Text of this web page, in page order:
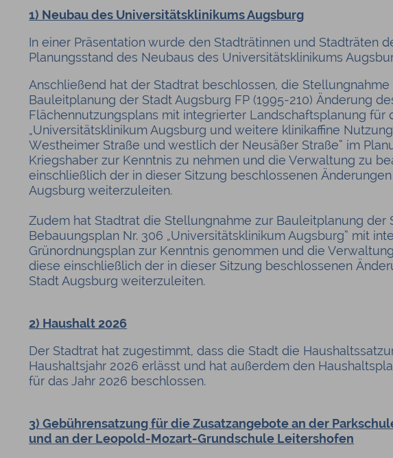
1) Neubau des Universitätsklinikums Augsburg
In einer Präsentation wurde den Stadträtinnen und Stadträten
Planungsstand des Neubaus des Universitätsklinikums
Anschließend hat der Stadtrat beschlossen, die Stellungnahme
Bauleitplanung der Stadt Augsburg FP (1995-210) Änderung
Flächennutzungsplans mit integrierter Landschaftsplanung für
„Universitätsklinikum Augsburg und weitere klinikaffine
Westheimer Straße und westlich der Neusäßer Straße“ im
Kriegshaber zur Kenntnis zu nehmen und die Verwaltung zu
einschließlich der in dieser Sitzung beschlossenen
Augsburg weiterzuleiten.
Zudem hat Stadtrat die Stellungnahme zur Bauleitplanung der
Bebauungsplan Nr. 306 „Universitätsklinikum Augsburg“ mit
Grünordnungsplan zur Kenntnis genommen und die
diese einschließlich der in dieser Sitzung beschlossenen
Stadt Augsburg weiterzuleiten.
2) Haushalt 2026
Der Stadtrat hat zugestimmt, dass die Stadt die
Haushaltsjahr 2026 erlässt und hat außerdem den
für das Jahr 2026 beschlossen.
3) Gebührensatzung für die Zusatzangebote an der
und an der Leopold-Mozart-Grundschule Leitershofen